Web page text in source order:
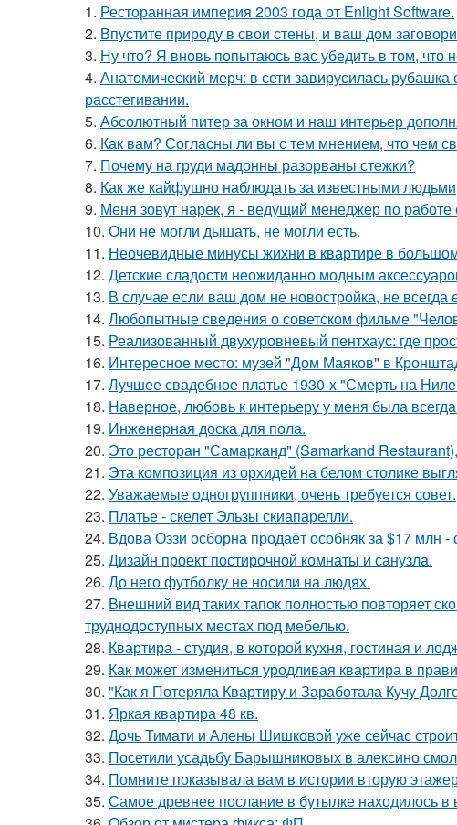
1. Ресторанная империя 2003 года от Enlight Software.
2. Впустите природу в свои стены, и ваш дом
3. Ну что? Я вновь попытаюсь вас убедить в том, что
4. Анатомический мерч: в сети завирусилась
расстегивании.
5. Абсолютный питер за окном и наш интерьер
6. Как вам? Согласны ли вы с тем мнением, что чем
7. Почему на груди мадонны разорваны стежки?
8. Как же кайфушно наблюдать за известными
9. Меня зовут нарек, я - ведущий менеджер по
10. Они не могли дышать, не могли есть.
11. Неочевидные минусы жихни в квартире в
12. Детские сладости неожиданно модным
13. В случае если ваш дом не новостройка, не всегда
14. Любопытные сведения о советском фильме
15. Реализованный двухуровневый пентхаус: где
16. Интересное место: музей "Дом Маяков" в
17. Лучшее свадебное платье 1930-х "Смерть на
18. Наверное, любовь к интерьеру у меня была
19. Инжeнepная доска для пола.
20. Это ресторан "Самарканд" (Samarkand
21. Эта композиция из орхидей на белом столике
22. Уважаемые одногруппники, очень требуется совет.
23. Платье - скелет Эльзы скиапарелли.
24. Вдова Оззи осборна продаёт особняк за $17 млн
25. Дизайн проект постирочной комнаты и санузла.
26. До него футболку не носили на людях.
27. Внешний вид таких тапок полностью повторяет
труднодоступных местах под мебелью.
28. Квартира - студия, в которой кухня, гостиная и
29. Как может измениться уродливая квартира в
30. "Как я Потеряла Квартиру и Заработала Кучу
31. Яркая квартира 48 кв.
32. Дочь Тимати и Алены Шишковой уже сейчас
33. Посетили усадьбу Барышниковых в алексино
34. Помните показывала вам в истории вторую
35. Самое древнее послание в бутылке находилось в